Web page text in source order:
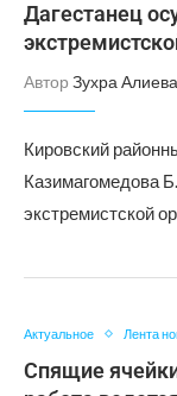
Дагестанец
Автор Зухра Алиева
Кировский
Казимагомедова
экстремистской
Актуальное Лента
Спящие